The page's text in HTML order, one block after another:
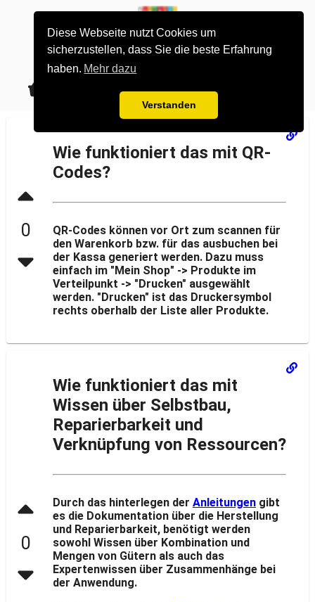
alle Gruppen
0
Wie funktioniert das mit QR-
Codes?
QR-Codes können vor Ort zum scannen für
den Warenkorb bzw. für das ausbuchen bei
der Kassa generiert werden. Dazu muss
einfach im "Mein Shop" -> Produkte im
Verteilpunkt -> "Drucken" ausgewählt
werden. "Drucken" ist das Druckersymbol
rechts oberhalb der Liste aller Produkte.
0
Wie funktioniert das mit
Wissen über Selbstbau,
Reparierbarkeit und
Verknüpfung von Ressourcen?
Durch das hinterlegen der Anleitungengibt
es die Dokumentation über die Herstellung
und Reparierbarkeit, benötigt werden
sowohl Wissen über Kombination und
Mengen von Gütern als auch das
Expertenwissen über Zusammenhänge bei
der Anwendung.
Diese Webseite nutzt Cookies um
sicherzustellen, dass Sie die beste Erfahrung
haben. Mehr dazu
Verstanden